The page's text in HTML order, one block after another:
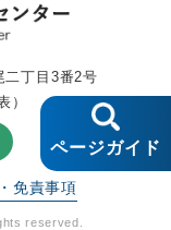
ページガイド
二丁目3番2号
）
免責事項
reserved.